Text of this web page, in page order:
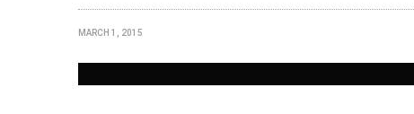
MARCH 1, 2015